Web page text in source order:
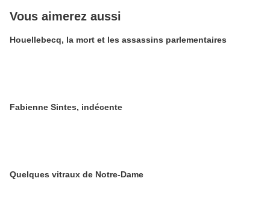
Vous aimerez aussi
Houellebecq, la mort et les assassins parlementaires
Fabienne Sintes, indécente
Quelques vitraux de Notre-Dame